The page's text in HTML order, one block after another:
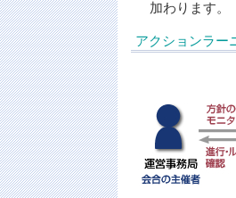
加わります。
アクションラー